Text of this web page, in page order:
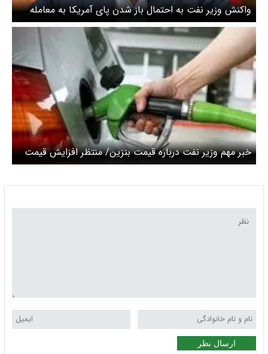
واکنش وزیر نفت به احتمال باز شدن پای آمریکا به معامله
نفت ونزوئلا/کار خودمان را بلدیم
خبر مهم وزیر نفت درباره قیمت بنزین/ منتظر افزایش قیمت
بنزین باشیم یا نه؟
ارسال نظر